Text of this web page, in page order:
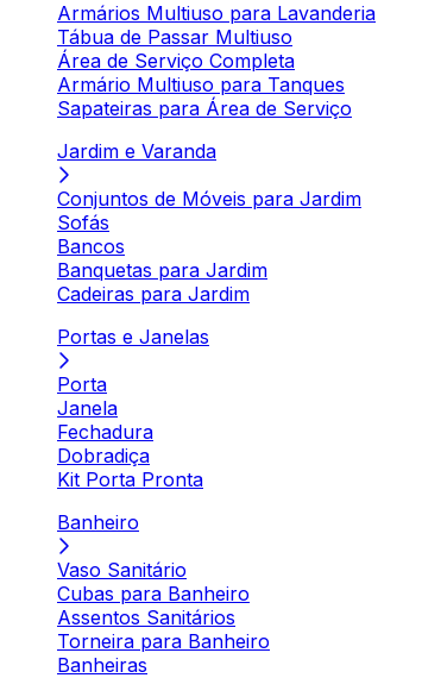
Armários Multiuso para Lavanderia
Tábua de Passar Multiuso
Área de Serviço Completa
Armário Multiuso para Tanques
Sapateiras para Área de Serviço
Jardim e Varanda
Conjuntos de Móveis para Jardim
Sofás
Bancos
Banquetas para Jardim
Cadeiras para Jardim
Portas e Janelas
Porta
Janela
Fechadura
Dobradiça
Kit Porta Pronta
Banheiro
Vaso Sanitário
Cubas para Banheiro
Assentos Sanitários
Torneira para Banheiro
Banheiras